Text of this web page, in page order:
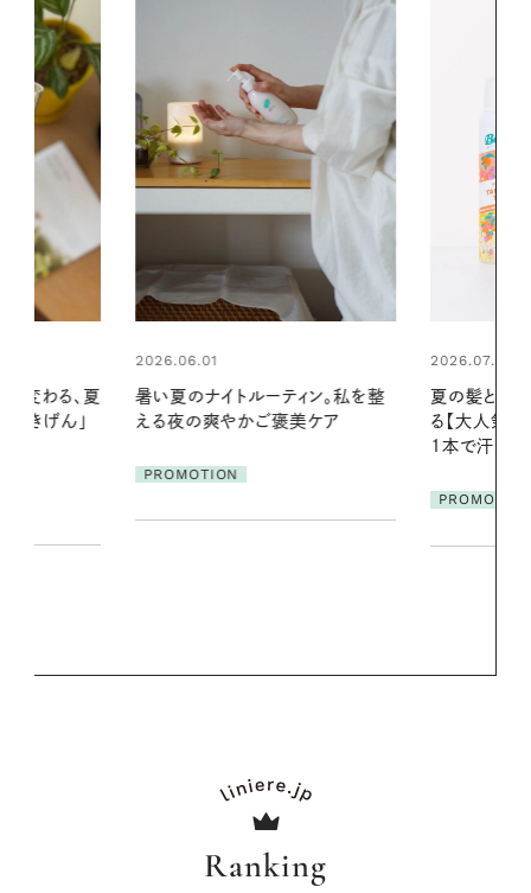
ン。私を整
ケア
2026.07.24
夏の髪と心が瞬時にリフレッシュす
る【大人気のドライシャンプー】 この
2026.06.01
真夏に向け
やりジェルと
地よくうるお
Ranking